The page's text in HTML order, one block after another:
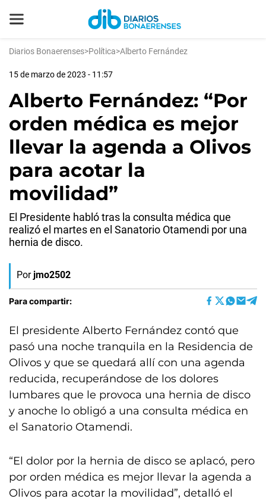
Diarios Bonaerenses>Política>Alberto Fernández
15 de marzo de 2023 - 11:57
Alberto Fernández: “Por
orden médica es mejor
llevar la agenda a Olivos
para acotar la
movilidad”
El Presidente habló tras la consulta médica que
realizó el martes en el Sanatorio Otamendi por una
hernia de disco.
Por jmo2502
Para compartir:
El presidente Alberto Fernández contó que
pasó una noche tranquila en la Residencia de
Olivos y que se quedará allí con una agenda
reducida, recuperándose de los dolores
lumbares que le provoca una hernia de disco
y anoche lo obligó a una consulta médica en
el Sanatorio Otamendi.
“El dolor por la hernia de disco se aplacó, pero
por orden médica es mejor llevar la agenda a
Olivos para acotar la movilidad”, detalló el